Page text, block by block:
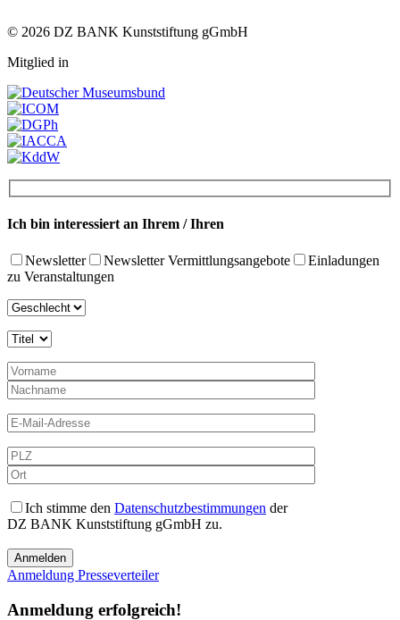
© 2026 DZ BANK Kunststiftung gGmbH
Mitglied in
Ich bin interessiert an Ihrem / Ihren
Newsletter Newsletter Vermittlungsangebote
Einladungen
zu Veranstaltungen
Ich stimme den Datenschutzbestimmungen der
DZ BANK Kunststiftung gGmbH zu.
Anmeldung Presseverteiler
Anmeldung erfolgreich!